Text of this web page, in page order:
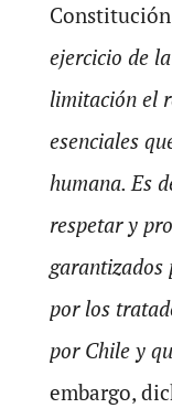
ejercicio de
limitación el
esenciales
humana. Es
respetar y
garantizados
por los
por Chile y
embargo,